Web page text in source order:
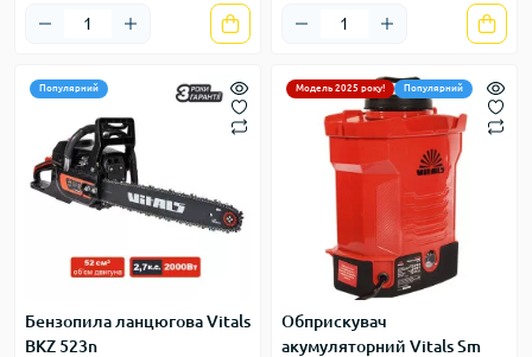
Популярний
Бензопила ланцюгова Vitals
BKZ 523n
Модель 2025 року! Популярний
Обприскувач
акумуляторний Vitals Sm